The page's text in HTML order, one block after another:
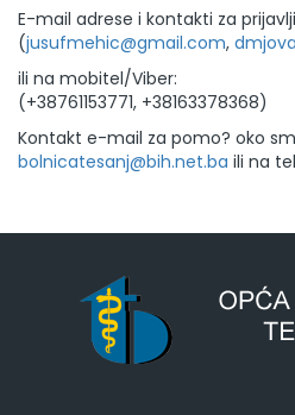
E-mail adrese i kontakti za
(jusufmehic@gmail.com,
ili na mobitel/Viber:
(+38761153771, +38163378368)
Kontakt e-mail za pomo? oko
bolnicatesanj@bih.net.ba ili na